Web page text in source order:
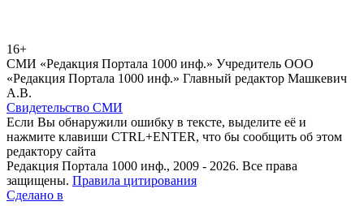
16+
СМИ «Редакция Портала 1000 инф.» Учредитель ООО
«Редакция Портала 1000 инф.» Главный редактор Машкевич
А.В.
Свидетельство СМИ
Если Вы обнаружили ошибку в тексте, выделите её и
нажмите клавиши CTRL+ENTER, что бы сообщить об этом
редактору сайта
Редакция Портала 1000 инф., 2009 - 2026. Все права
защищены. Правила цитирования
Сделано в